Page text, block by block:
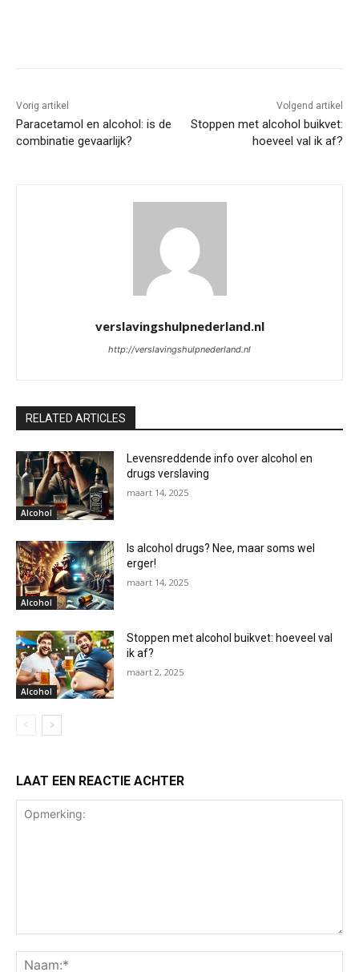
Vorig artikel
Paracetamol en alcohol: is de
combinatie gevaarlijk?
Volgend artikel
Stoppen met alcohol buikvet:
hoeveel val ik af?
verslavingshulpnederland.nl
http://verslavingshulpnederland.nl
RELATED ARTICLES
Alcohol
Levensreddende info over alcohol en
drugs verslaving
maart 14, 2025
Alcohol
Is alcohol drugs? Nee, maar soms wel
erger!
maart 14, 2025
Alcohol
Stoppen met alcohol buikvet: hoeveel val
ik af?
maart 2, 2025
LAAT EEN REACTIE ACHTER